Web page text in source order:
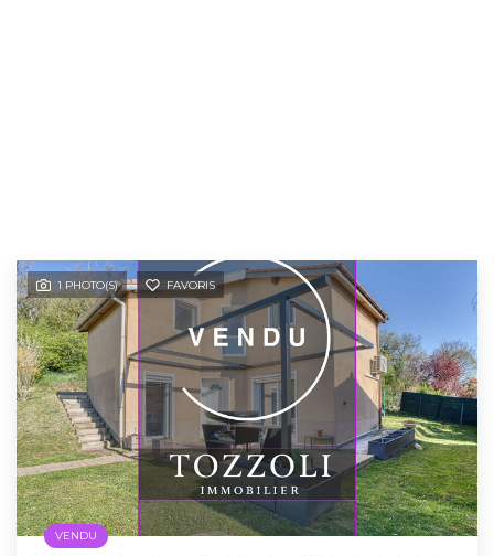
1 PHOTO(S) FAVORIS
VENDU